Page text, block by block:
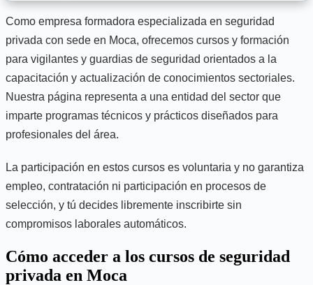
Como empresa formadora especializada en seguridad
privada con sede en Moca, ofrecemos cursos y formación
para vigilantes y guardias de seguridad orientados a la
capacitación y actualización de conocimientos sectoriales.
Nuestra página representa a una entidad del sector que
imparte programas técnicos y prácticos diseñados para
profesionales del área.
La participación en estos cursos es voluntaria y no garantiza
empleo, contratación ni participación en procesos de
selección, y tú decides libremente inscribirte sin
compromisos laborales automáticos.
Cómo acceder a los cursos de seguridad
privada en Moca